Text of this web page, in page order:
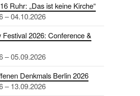
Ruhr: „Das ist keine Kirche“
– 04.10.2026
Festival 2026: Conference &
– 05.09.2026
Denkmals Berlin 2026
– 13.09.2026